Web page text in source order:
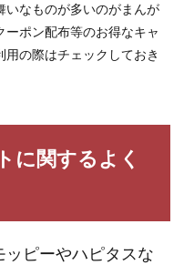
いなものが多いのがまんが
ーポン配布等のお得なキャ
の際はチェックしておき
に関するよく
ピーやハピタスな